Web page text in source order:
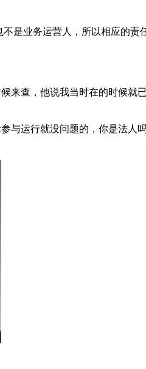
是业务运营人，所以相应的
来查，他说我当时在的时候就
与运行就没问题的，你是法人